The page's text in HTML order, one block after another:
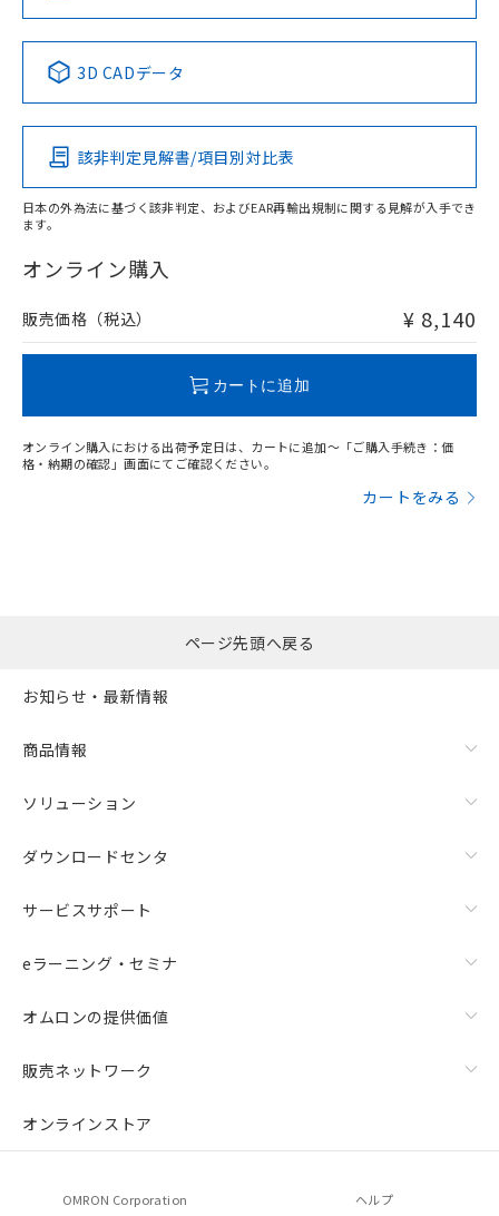
上、n: 12mm以上
検出領域
Pb Hg Cd Cr(VI)
O
在庫等で未対応品が混在する可能性があります。
問い合わせください。
No No No No
この製品の規格認証/適合状況ページへ
その他の認証はこちらのページからご検索ください
3D CADデータ
該非判定見解書/項目別対比表
日本の外為法に基づく該非判定、およびEAR再輸出規制に関する見解が入手でき
ます。
オンライン購入
販売価格（税込） ¥ 8,140
カートに追加
オンライン購入における出荷予定日は、カートに追加～「ご購入手続き：価
格・納期の確認」画面にてご確認ください。
カートをみる
ページ先頭へ戻る
お知らせ・最新情報
商品情報
ソリューション
ダウンロードセンタ
サービスサポート
eラーニング・セミナ
オムロンの提供価値
販売ネットワーク
オンラインストア
OMRON Corporation ヘルプ